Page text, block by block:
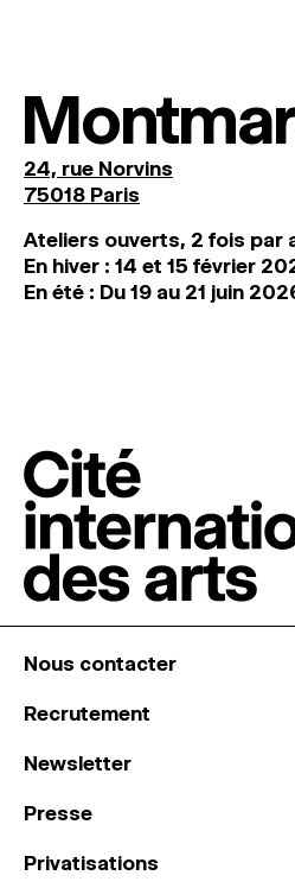
24, rue Norvins
75018 Paris
Ateliers ouverts, 2 fois par
En hiver : 14 et 15 février
En été : Du 19 au 21 juin
Nous contacter
Recrutement
Newsletter
Presse
Privatisations